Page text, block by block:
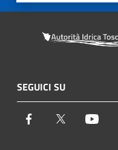
SEGUICI SU
Facebook Twitter